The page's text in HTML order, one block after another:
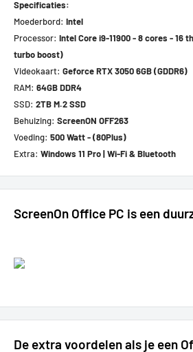
Specificaties:
Moederbord: Intel
Processor: Intel Core i9-11900 - 8 cores - 16
turbo boost)
Videokaart: Geforce RTX 3050 6GB (GDDR6)
RAM: 64GB DDR4
SSD: 2TB M.2 SSD
Behuizing: ScreenON OFF263
Voeding: 500 Watt - (80Plus)
Extra: Windows 11 Pro| Wi-Fi & Bluetooth
ScreenOn Office PC is een
De extra voordelen als je een